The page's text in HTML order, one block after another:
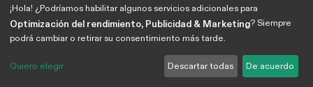
¡Hola! ¿Podríamos habilitar algunos servicios adicionales para
Optimización del rendimiento, Publicidad & Marketing? Siempre
podrá cambiar o retirar su consentimiento más tarde.
Quiero elegir Descartar todas De acuerdo